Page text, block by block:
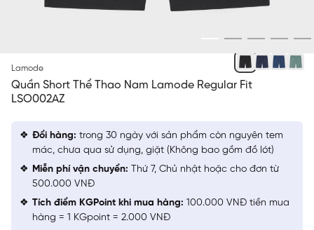
Lamode
Quần Short Thể Thao Nam Lamode Regular Fit
LSO002AZ
Đổi hàng: trong 30 ngày với sản phẩm còn nguyên tem
mác, chưa qua sử dụng, giặt (Không bao gồm đồ lót)
Miễn phí vận chuyển: Thứ 7, Chủ nhật hoặc cho đơn từ
500.000 VNĐ
Tích điểm KGPoint khi mua hàng: 100.000 VNĐ tiền mua
hàng = 1 KGpoint = 2.000 VNĐ